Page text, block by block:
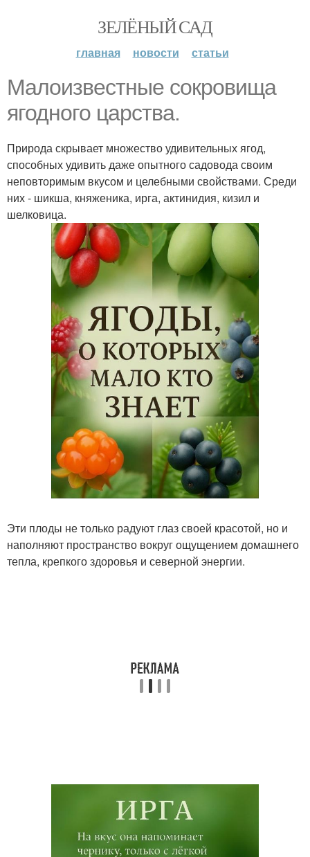
ЗЕЛЁНЫЙ САД
главная новости статьи
Малоизвестные сокровища
ягодного царства.
Природа скрывает множество удивительных ягод,
способных удивить даже опытного садовода своим
неповторимым вкусом и целебными свойствами. Среди
них - шикша, княженика, ирга, актинидия, кизил и
шелковица.
Эти плоды не только радуют глаз своей красотой, но и
наполняют пространство вокруг ощущением домашнего
тепла, крепкого здоровья и северной энергии.